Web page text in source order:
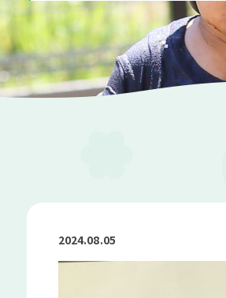
2024.08.05